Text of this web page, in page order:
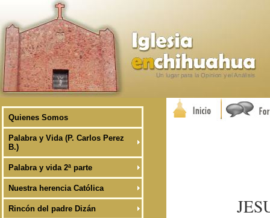
Quienes Somos
Palabra y Vida (P. Carlos Perez
B.)
Palabra y vida 2ª parte
Nuestra herencia Católica
Rincón del padre Dizán